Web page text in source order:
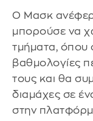
Ο Μασκ
μπορούσε να
τμήματα, όπου
βαθμολογίες
τους και θα
διαμάχες σε
στην